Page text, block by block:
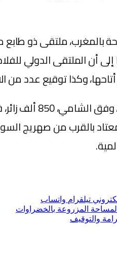
وأكثر من 30 ندوة، مشيرا إلى أن
بالقرب من صهريج
تيلقرام واتساب
المزروعة بالخضراوات
والتوقيف